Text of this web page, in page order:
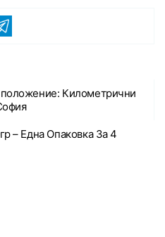
Километрични
– Една Опаковка За 4